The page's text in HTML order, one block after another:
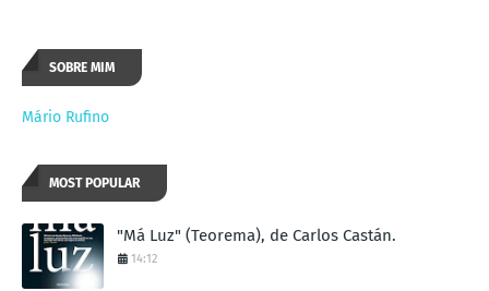
SOBRE MIM
Mário Rufino
MOST POPULAR
"Má Luz" (Teorema), de Carlos Castán.
14:12